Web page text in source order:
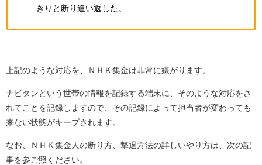
きりと断り追い返した。
上記のような対応を、ＮＨＫ集金は非常に嫌がります。
ナビタンという世帯の情報を記録する端末に、そのような対応をさ
れてことを記録しますので、その記録によって担当者が変わっても
来ない状態がキープされます。
なお、ＮＨＫ集金人の断り方、撃退方法の詳しいやり方は、次の記
事を参ご照ください。